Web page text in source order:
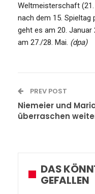
Weltmeisterschaft
nach dem 15. Spieltag
geht es am 20. Januar
am 27./28. Mai. (dpa)
PREV POST
Niemeier und
überraschen
DAS
GEFALLEN